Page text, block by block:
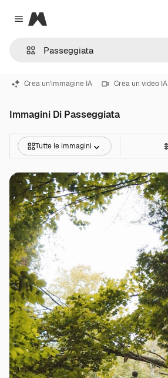
Close menu
Magnific
Crea un'immagine IA Crea un video IA
Immagini Di Passeggiata
Tutte le immagini